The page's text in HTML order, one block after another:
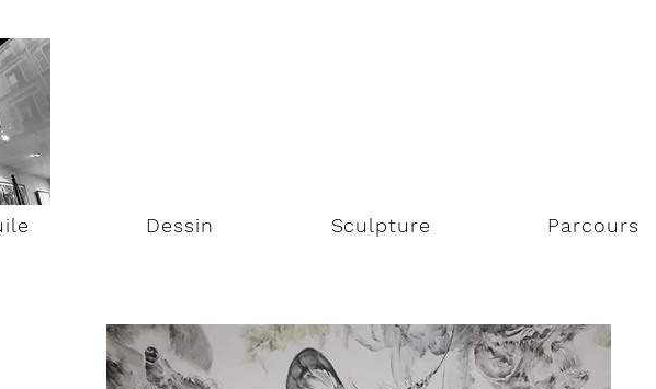
Dessin Sculpture Parcours